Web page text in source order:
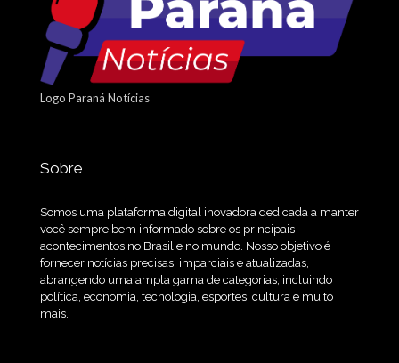
Logo Paraná Notícias
Sobre
Somos uma plataforma digital inovadora dedicada a manter
você sempre bem informado sobre os principais
acontecimentos no Brasil e no mundo. Nosso objetivo é
fornecer notícias precisas, imparciais e atualizadas,
abrangendo uma ampla gama de categorias, incluindo
política, economia, tecnologia, esportes, cultura e muito
mais.